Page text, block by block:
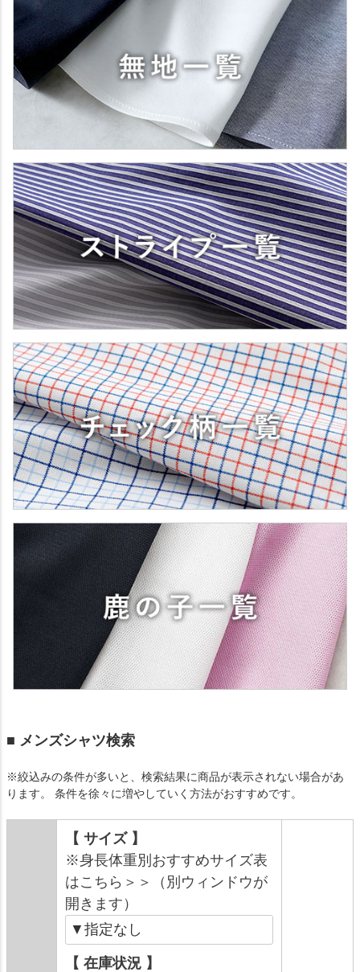
■ メンズシャツ検索
※絞込みの条件が多いと、検索結果に商品が表示されない場合があ
ります。 条件を徐々に増やしていく方法がおすすめです。
【 サイズ 】
※身長体重別おすすめサイズ表
はこちら＞＞（別ウィンドウが
開きます）
【 在庫状況 】